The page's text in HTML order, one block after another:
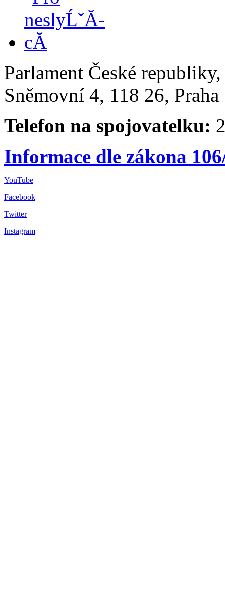
Parlament České
Sněmovní 4, 118 26,
Telefon na spojovatelku:
Informace dle zákona
YouTube
Facebook
Twitter
Instagram